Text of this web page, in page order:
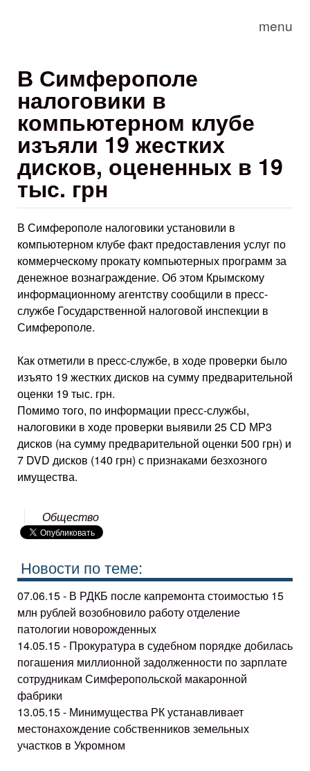
menu
В Симферополе
налоговики в
компьютерном клубе
изъяли 19 жестких
дисков, оцененных в 19
тыс. грн
В Симферополе налоговики установили в
компьютерном клубе факт предоставления услуг по
коммерческому прокату компьютерных программ за
денежное вознаграждение. Об этом Крымскому
информационному агентству сообщили в пресс-
службе Государственной налоговой инспекции в
Симферополе.
Как отметили в пресс-службе, в ходе проверки было
изъято 19 жестких дисков на сумму предварительной
оценки 19 тыс. грн.
Помимо того, по информации пресс-службы,
налоговики в ходе проверки выявили 25 СD МР3
дисков (на сумму предварительной оценки 500 грн) и
7 DVD дисков (140 грн) с признаками безхозного
имущества.
Общество
Новости по теме:
07.06.15 - В РДКБ после капремонта стоимостью 15
млн рублей возобновило работу отделение
патологии новорожденных
14.05.15 - Прокуратура в судебном порядке добилась
погашения миллионной задолженности по зарплате
сотрудникам Симферопольской макаронной
фабрики
13.05.15 - Минимущества РК устанавливает
местонахождение собственников земельных
участков в Укромном